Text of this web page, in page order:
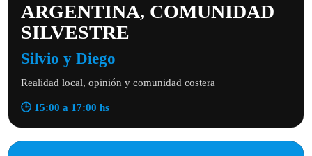
ARGENTINA, COMUNIDAD
SILVESTRE
Silvio y Diego
Realidad local, opinión y comunidad costera
🕒 15:00 a 17:00 hs